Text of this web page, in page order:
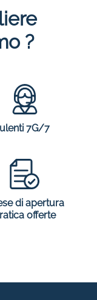
?
7G/7
di apertura
offerte